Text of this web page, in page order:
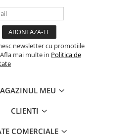
newsletter cu promotiile
mai multe in Politica de
MEU
CLIENTI
COMERCIALE